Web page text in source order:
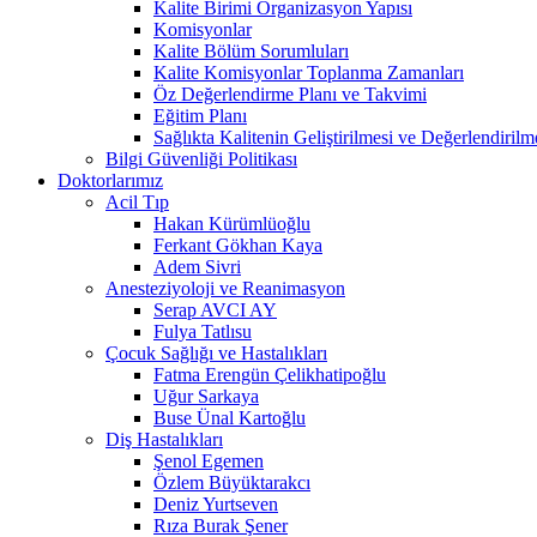
Kalite Birimi Organizasyon Yapısı
Komisyonlar
Kalite Bölüm Sorumluları
Kalite Komisyonlar Toplanma Zamanları
Öz Değerlendirme Planı ve Takvimi
Eğitim Planı
Sağlıkta Kalitenin Geliştirilmesi ve
Bilgi Güvenliği Politikası
Doktorlarımız
Acil Tıp
Hakan Kürümlüoğlu
Ferkant Gökhan Kaya
Adem Sivri
Anesteziyoloji ve Reanimasyon
Serap AVCI AY
Fulya Tatlısu
Çocuk Sağlığı ve Hastalıkları
Fatma Erengün Çelikhatipoğlu
Uğur Sarkaya
Buse Ünal Kartoğlu
Diş Hastalıkları
Şenol Egemen
Özlem Büyüktarakcı
Deniz Yurtseven
Rıza Burak Şener